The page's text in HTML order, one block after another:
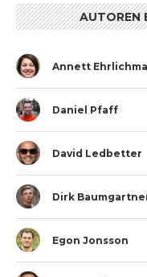
AUTOREN
Annett
Daniel Pfaff
David Ledbetter
Dirk
Egon Jonsson